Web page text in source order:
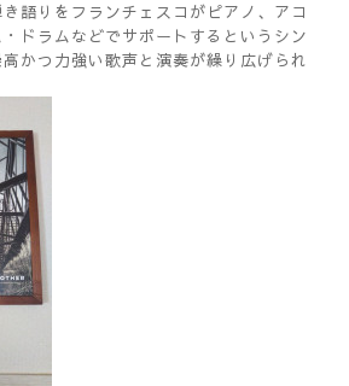
語りをフランチェスコがピアノ、アコ
ドラムなどでサポートするというシン
かつ力強い歌声と演奏が繰り広げられ